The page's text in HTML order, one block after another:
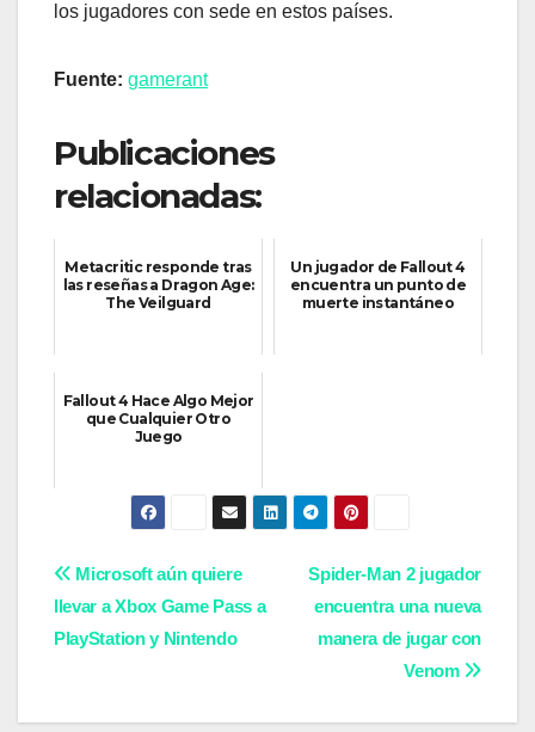
los jugadores con sede en estos países.
Fuente: gamerant
Publicaciones
relacionadas:
Metacritic responde tras
las reseñas a Dragon Age:
The Veilguard
Un jugador de Fallout 4
encuentra un punto de
muerte instantáneo
Fallout 4 Hace Algo Mejor
que Cualquier Otro
Juego
Navegación
de
Spider-Man 2 jugador
encuentra una nueva
manera de jugar con
Venom
Microsoft aún quiere
llevar a Xbox Game Pass a
PlayStation y Nintendo